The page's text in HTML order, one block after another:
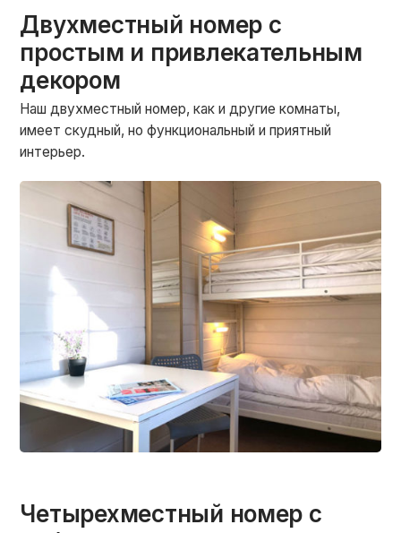
Двухместный номер с
простым и привлекательным
декором
Наш двухместный номер, как и другие комнаты,
имеет скудный, но функциональный и приятный
интерьер.
Четырехместный номер с